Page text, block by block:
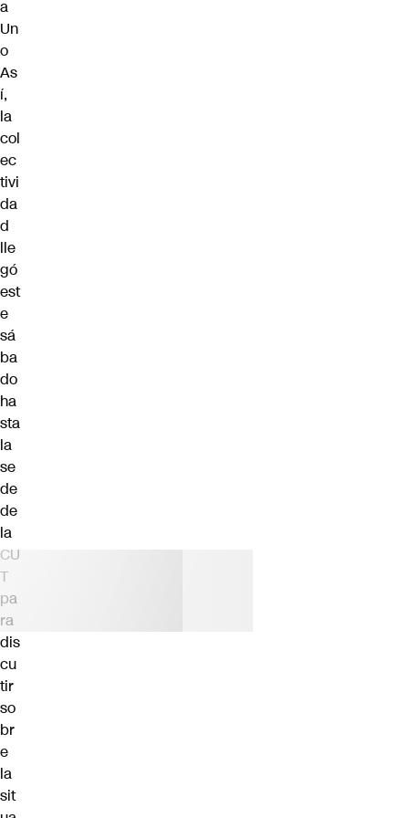
a
Un
o
As
í,
la
col
ec
tivi
da
d
lle
gó
est
e
sá
ba
do
ha
sta
la
se
de
de
la
CU
T
pa
ra
dis
cu
tir
so
br
e
la
sit